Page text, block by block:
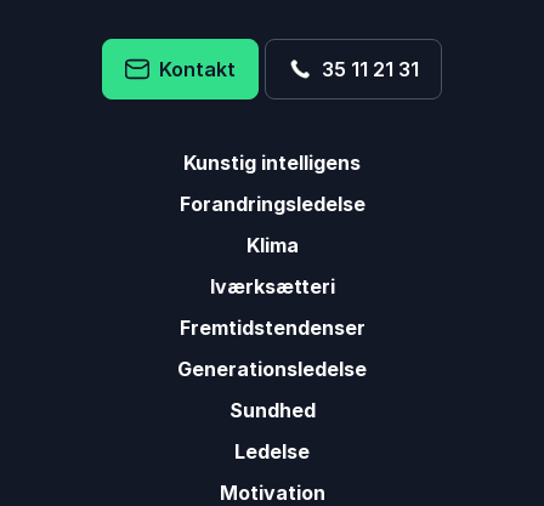
Kontakt 35 11 21 31
Kunstig intelligens
Forandringsledelse
Klima
Iværksætteri
Fremtidstendenser
Generationsledelse
Sundhed
Ledelse
Motivation